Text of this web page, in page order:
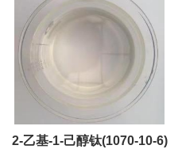
2-乙基-1-己醇钛(1070-10-6)